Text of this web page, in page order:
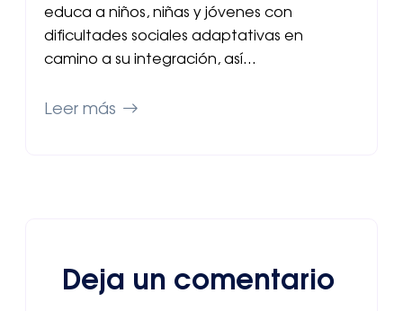
educa a niños, niñas y jóvenes con
dificultades sociales adaptativas en
camino a su integración, así…
Leer más
Deja un comentario